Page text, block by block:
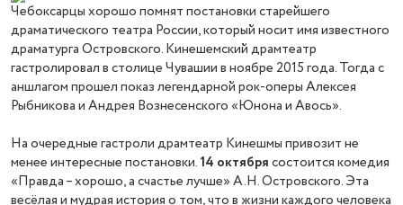
Чебоксарцы хорошо помнят постановки старейшего
драматического театра России, который носит имя известного
драматурга Островского. Кинешемский драмтеатр
гастролировал в столице Чувашии в ноябре 2015 года. Тогда с
аншлагом прошел показ легендарнойрок-оперы Алексея
Рыбникова и Андрея Вознесенского «Юнона и Авось».
На очередные гастроли драмтеатр Кинешмы привозит не
менее интересные постановки.14 октябрясостоится комедия
«Правда – хорошо, а счастье лучше» А.Н. Островского. Эта
весёлая и мудрая история о том, что в жизни каждого человека